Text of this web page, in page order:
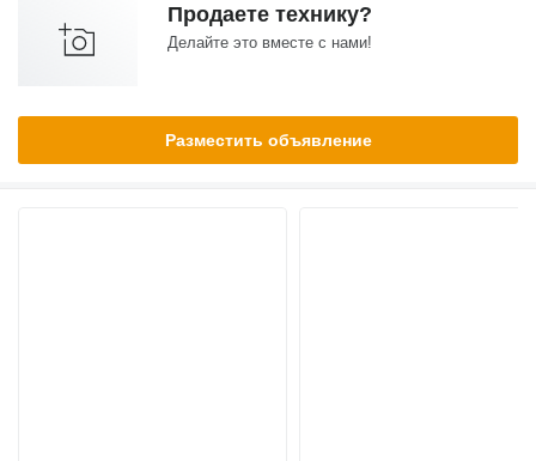
Продаете технику?
Делайте это вместе с нами!
Разместить объявление